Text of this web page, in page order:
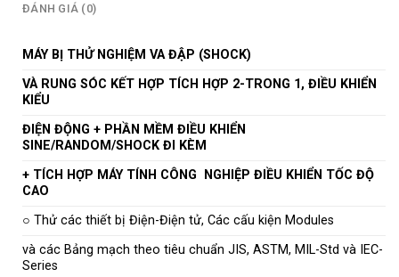
ĐÁNH GIÁ (0)
MÁY BỊ THỬ NGHIỆM VA ĐẬP (SHOCK)
VÀ RUNG SÓC KẾT HỢP TÍCH HỢP 2-TRONG 1, ĐIỀU KHIỂN
KIỂU
ĐIỆN ĐỘNG + PHẦN MỀM ĐIỀU KHIỂN
SINE/RANDOM/SHOCK ĐI KÈM
+ TÍCH HỢP MÁY TÍNH CÔNG NGHIỆP ĐIỀU KHIỂN TỐC ĐỘ
CAO
○ Thử các thiết bị Điện-Điện tử, Các cấu kiện Modules
và các Bảng mạch theo tiêu chuẩn JIS, ASTM, MIL-Std và IEC-
Series